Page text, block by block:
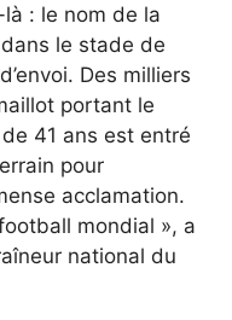
: le nom de la
le stade de
Des milliers
portant le
41 ans est entré
pour
acclamation.
mondial », a
national du